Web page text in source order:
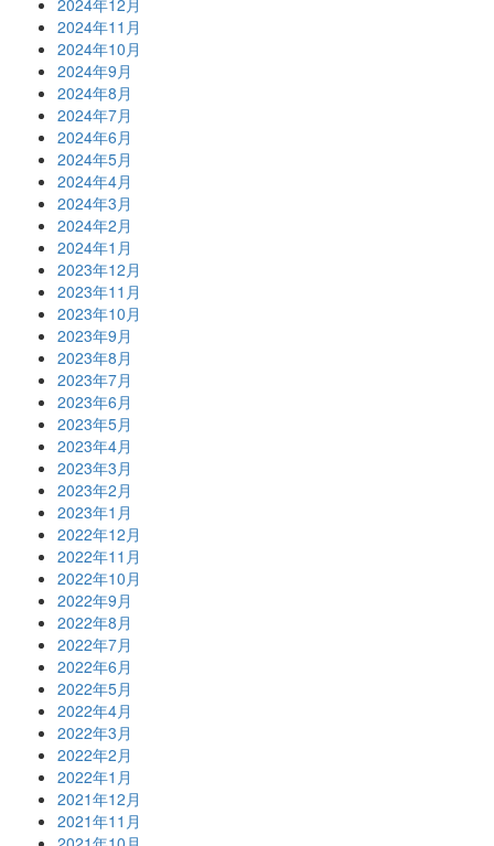
2024年12月
2024年11月
2024年10月
2024年9月
2024年8月
2024年7月
2024年6月
2024年5月
2024年4月
2024年3月
2024年2月
2024年1月
2023年12月
2023年11月
2023年10月
2023年9月
2023年8月
2023年7月
2023年6月
2023年5月
2023年4月
2023年3月
2023年2月
2023年1月
2022年12月
2022年11月
2022年10月
2022年9月
2022年8月
2022年7月
2022年6月
2022年5月
2022年4月
2022年3月
2022年2月
2022年1月
2021年12月
2021年11月